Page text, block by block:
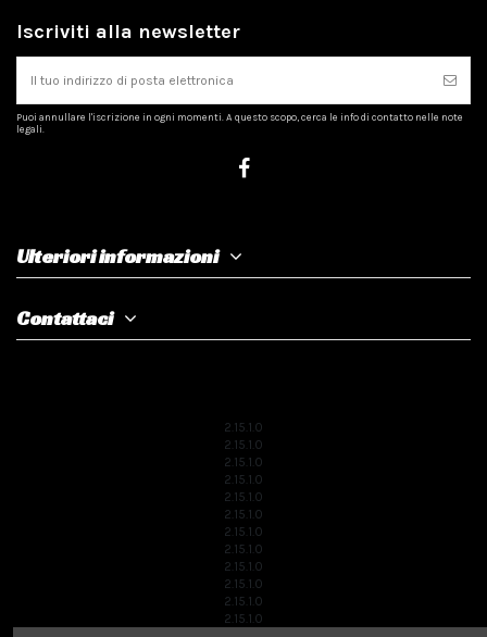
Iscriviti alla newsletter
Puoi annullare l'iscrizione in ogni momenti. A questo scopo, cerca le info di contatto nelle note
legali.
Ulteriori informazioni
Contattaci
2.15.1.0
2.15.1.0
2.15.1.0
2.15.1.0
2.15.1.0
2.15.1.0
2.15.1.0
2.15.1.0
2.15.1.0
2.15.1.0
2.15.1.0
2.15.1.0